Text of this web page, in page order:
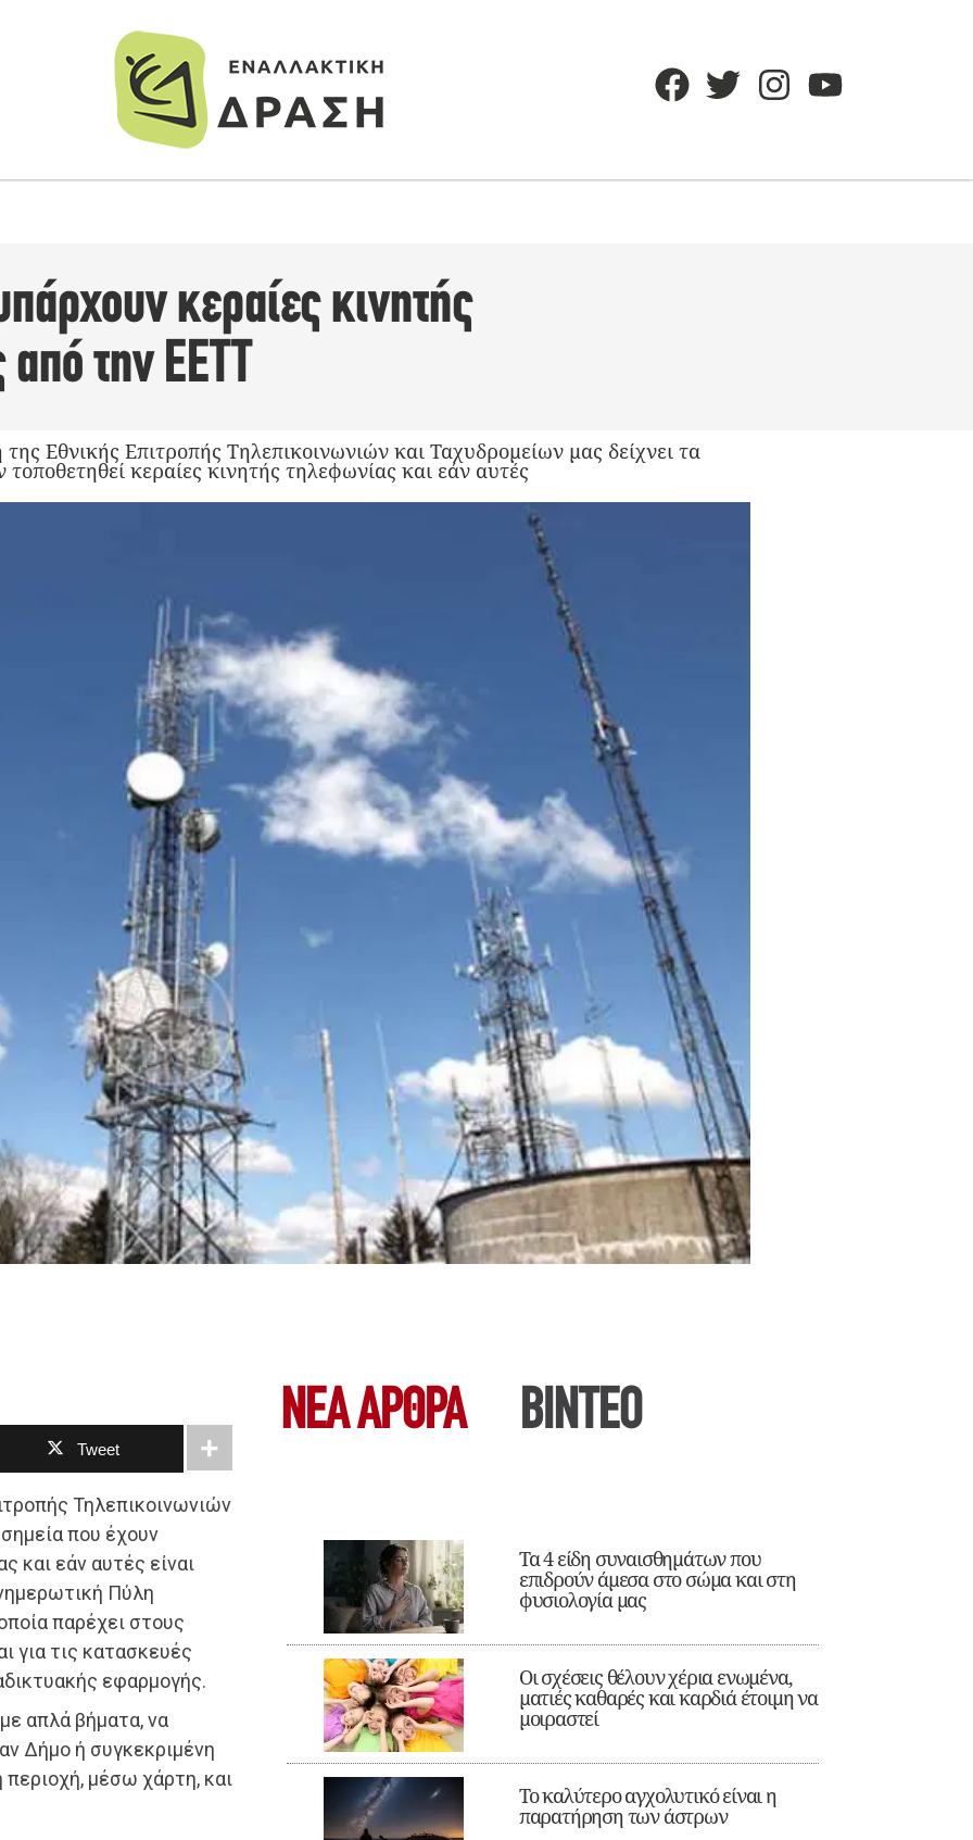
κεραίες κινητής
την ΕΕΤΤ
Εθνικής Επιτροπής Τηλεπικοινωνιών και Ταχυδρομείων μας δείχνει τα
κεραίες κινητής τηλεφωνίας και εάν αυτές
Tweet
Τηλεπικοινωνιών
που έχουν
και εάν αυτές είναι
Πύλη
παρέχει στους
για τις κατασκευές
εφαρμογής.
απλά βήματα, να
Δήμο ή συγκεκριμένη
μέσω χάρτη, και
ΝΕΑ ΆΡΘΡΑ ΒΙΝΤΕΟ
Τα 4 είδη συναισθημάτων που
επιδρούν άμεσα στο σώμα και στη
φυσιολογία μας
Οι σχέσεις θέλουν χέρια ενωμένα,
ματιές καθαρές και καρδιά έτοιμη να
μοιραστεί
Το καλύτερο αγχολυτικό είναι η
παρατήρηση των άστρων